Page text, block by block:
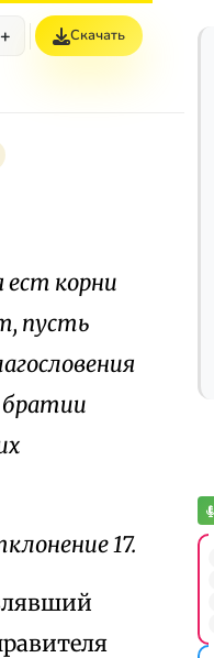
+ Скачать
ест корни
пусть
братии
17.